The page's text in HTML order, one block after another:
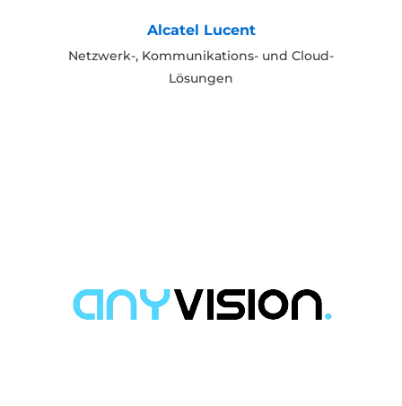
Alcatel Lucent
Netzwerk-, Kommunikations- und Cloud-
Lösungen